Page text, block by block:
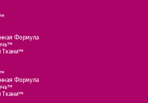
Формула
Ткани™
Формула
Ткани™